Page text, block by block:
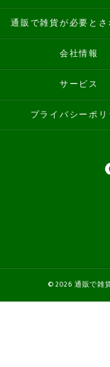
通販で雑貨が必要とさ
会社情報
サービス
プライバシーポリ
© 2026 通販で雑